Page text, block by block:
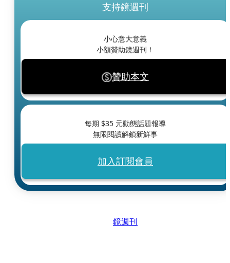
支持鏡週刊
小心意大意義
小額贊助鏡週刊！
贊助本文
每期 $35 元動態話題報導
無限閱讀解鎖新鮮事
加入訂閱會員
鏡週刊